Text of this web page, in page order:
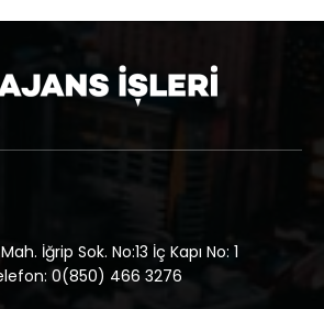
İğrip Sok. No:13 İç Kapı No: 1
0(850) 466 3276